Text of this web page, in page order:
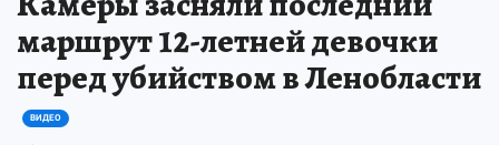
маршрут 12-летней девочки
перед убийством в Ленобласти
ВИДЕО